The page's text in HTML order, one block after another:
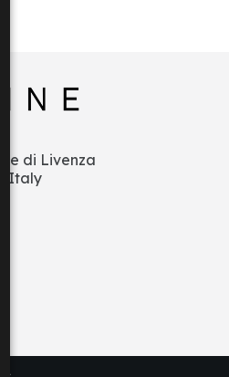
di Livenza
Italy